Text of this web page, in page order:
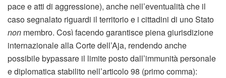
pace e atti di aggressione), anche nell’eventualità che il
caso segnalato riguardi il territorio e i cittadini di uno Stato
non membro. Così facendo garantisce piena giurisdizione
internazionale alla Corte dell’Aja, rendendo anche
possibile bypassare il limite posto dall’immunità personale
e diplomatica stabilito nell’articolo 98 (primo comma):